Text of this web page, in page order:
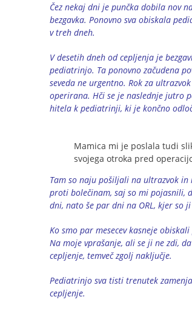
Čez nekaj dni je punčka dobila nov
bezgavka. Ponovno sva obiskala
v treh dneh.
V desetih dneh od cepljenja je
pediatrinjo. Ta ponovno začudena
seveda ne urgentno. Rok za
operirana. Hči se je naslednje jutro
hitela k pediatrinji, ki je končno
Mamica mi je poslala tudi
svojega otroka pred
Tam so naju pošiljali na ultrazvok
proti bolečinam, saj so mi pojasnili,
dni, nato še par dni na ORL, kjer so
Ko smo par mesecev kasneje
Na moje vprašanje, ali se ji ne zdi,
cepljenje, temveč zgolj naključje.
Pediatrinjo sva tisti trenutek
cepljenje.